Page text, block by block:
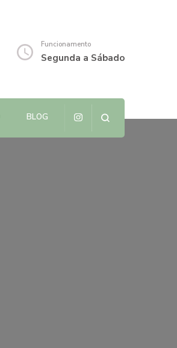
Funcionamento
Segunda a Sábado
BLOG